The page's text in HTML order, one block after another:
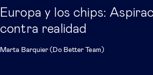
Europa y los chips:
contra realidad
Marta Barquier (Do Better Team)